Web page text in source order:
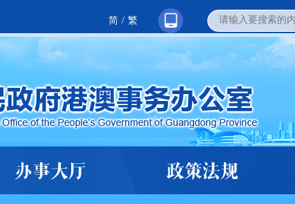
繁
/
简
办事大厅 政策法规